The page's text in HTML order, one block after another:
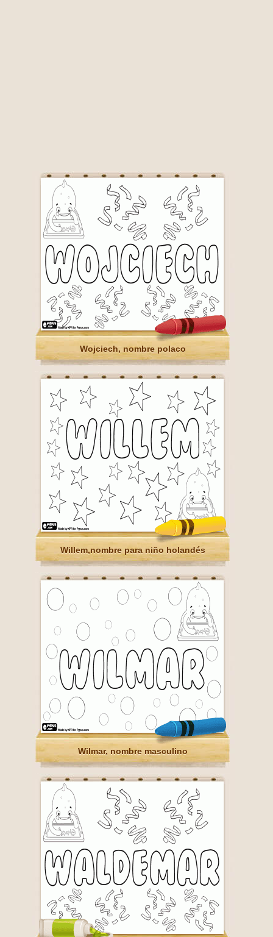
Wojciech, nombre polaco
Willem,nombre para niño holandés
Wilmar, nombre masculino